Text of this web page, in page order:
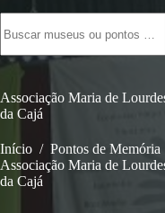
resultados
Associação Maria de
da Cajá
Início / Pontos de Memória
Associação Maria de
da Cajá